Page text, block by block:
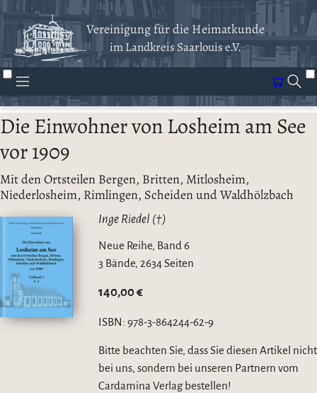
Vereinigung für die Heimatkunde
im Landkreis Saarlouis e.V.
Die Einwohner von Losheim am See
vor 1909
Mit den Ortsteilen Bergen, Britten, Mitlosheim,
Niederlosheim, Rimlingen, Scheiden und Waldhölzbach
Inge Riedel (†)
Neue Reihe, Band 6
3 Bände, 2634 Seiten
140,00 €
ISBN: 978-3-864244-62-9
Bitte beachten Sie, dass Sie diesen Artikel nicht
bei uns, sondern bei unseren Partnern vom
Cardamina Verlag bestellen!